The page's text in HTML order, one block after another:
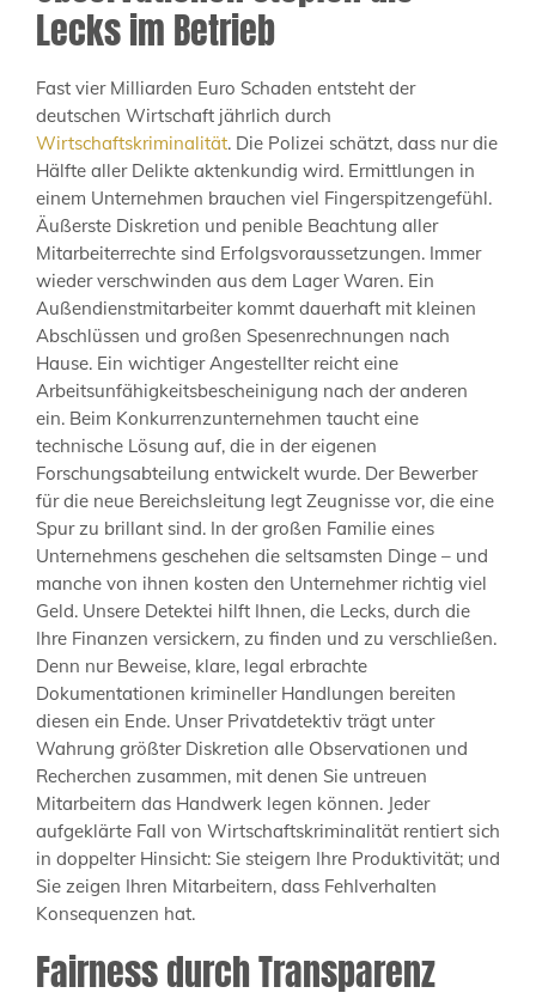
Lecks im Betrieb
Fast vier Milliarden Euro Schaden entsteht der
deutschen Wirtschaft jährlich durch
Wirtschaftskriminalität. Die Polizei schätzt, dass nur die
Hälfte aller Delikte aktenkundig wird. Ermittlungen in
einem Unternehmen brauchen viel Fingerspitzengefühl.
Äußerste Diskretion und penible Beachtung aller
Mitarbeiterrechte sind Erfolgsvoraussetzungen. Immer
wieder verschwinden aus dem Lager Waren. Ein
Außendienstmitarbeiter kommt dauerhaft mit kleinen
Abschlüssen und großen Spesenrechnungen nach
Hause. Ein wichtiger Angestellter reicht eine
Arbeitsunfähigkeitsbescheinigung nach der anderen
ein. Beim Konkurrenzunternehmen taucht eine
technische Lösung auf, die in der eigenen
Forschungsabteilung entwickelt wurde. Der Bewerber
für die neue Bereichsleitung legt Zeugnisse vor, die eine
Spur zu brillant sind. In der großen Familie eines
Unternehmens geschehen die seltsamsten Dinge – und
manche von ihnen kosten den Unternehmer richtig viel
Geld. Unsere Detektei hilft Ihnen, die Lecks, durch die
Ihre Finanzen versickern, zu finden und zu verschließen.
Denn nur Beweise, klare, legal erbrachte
Dokumentationen krimineller Handlungen bereiten
diesen ein Ende. Unser Privatdetektiv trägt unter
Wahrung größter Diskretion alle Observationen und
Recherchen zusammen, mit denen Sie untreuen
Mitarbeitern das Handwerk legen können. Jeder
aufgeklärte Fall von Wirtschaftskriminalität rentiert sich
in doppelter Hinsicht: Sie steigern Ihre Produktivität; und
Sie zeigen Ihren Mitarbeitern, dass Fehlverhalten
Konsequenzen hat.
Fairness durch Transparenz